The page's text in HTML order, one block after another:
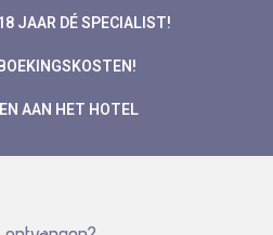
JAAR DÉ SPECIALIST!
AAN HET HOTEL